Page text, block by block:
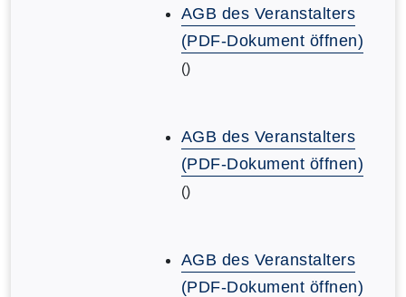
AGB des Veranstalters
(PDF-Dokument öffnen)
()
AGB des Veranstalters
(PDF-Dokument öffnen)
()
AGB des Veranstalters
(PDF-Dokument öffnen)